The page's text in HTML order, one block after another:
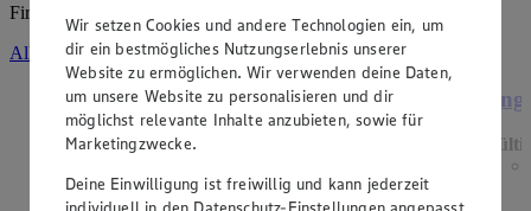
Firma: Martin Scheibe e.K., Am Kloßberg 26, 06193 Petersberg
Alle Angebote ansehen
Angebot:Grünländer
Gültig ab 06.08.2026
Rabattierter Preis von 1.49€ (Insgesamt -44%
Wir setzen Cookies und andere Technologien ein, um
dir ein bestmögliches Nutzungserlebnis unserer
Website zu ermöglichen. Wir verwenden deine Daten,
um unsere Website zu personalisieren und dir
möglichst relevante Inhalte anzubieten, sowie für
Marketingzwecke.
Deine Einwilligung ist freiwillig und kann jederzeit